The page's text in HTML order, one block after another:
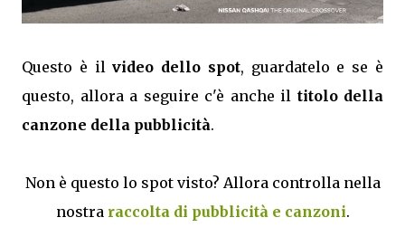
Questo è ilvideo dello spot, guardatelo e se è
questo, allora a seguire c'è anche il titolo della
canzone della pubblicità.
Non è questo lo spot visto? Allora controlla nella
nostra raccolta di pubblicità e canzoni.